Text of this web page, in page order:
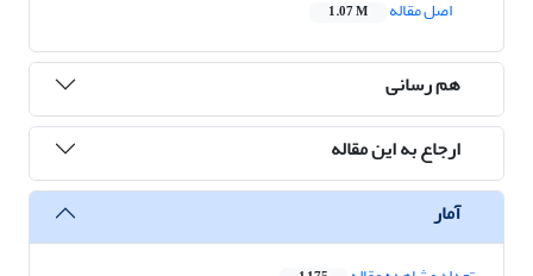
اصل مقاله
1.07 M
هم رسانی
ارجاع به این مقاله
آمار